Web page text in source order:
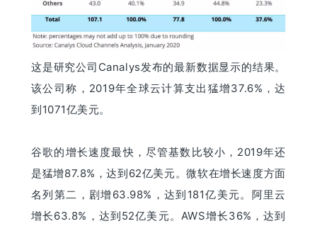
这是研究公司Canalys发布的最新数据显示的结果。
该公司称，2019年全球云计算支出猛增37.6%，达
到1071亿美元。
谷歌的增长速度最快，尽管基数比较小，2019年还
是猛增87.8%，达到62亿美元。微软在增长速度方面
名列第二，剧增63.98%，达到181亿美元。阿里云
增长63.8%，达到52亿美元。AWS增长36%，达到